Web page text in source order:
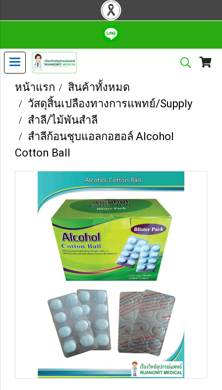
หน้าแรก
สินค้าทั้งหมด
วัสดุสิ้นเปลืองทางการแพทย์/Supply
สำลี/ไม้พันสำลี
สำลีก้อนชุบแอลกอฮอล์ Alcohol
Cotton Ball